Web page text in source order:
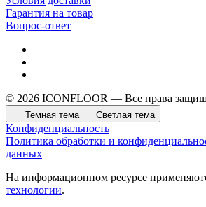
Гарантия на товар
Вопрос-ответ
© 2026 ICONFLOOR — Все права
Темная тема Светлая тема
Конфиденциальность
Политика обработки и
данных
На информационном ресурсе
технологии.